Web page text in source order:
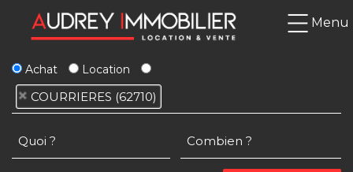
Menu
Achat Location
COURRIERES (62710)